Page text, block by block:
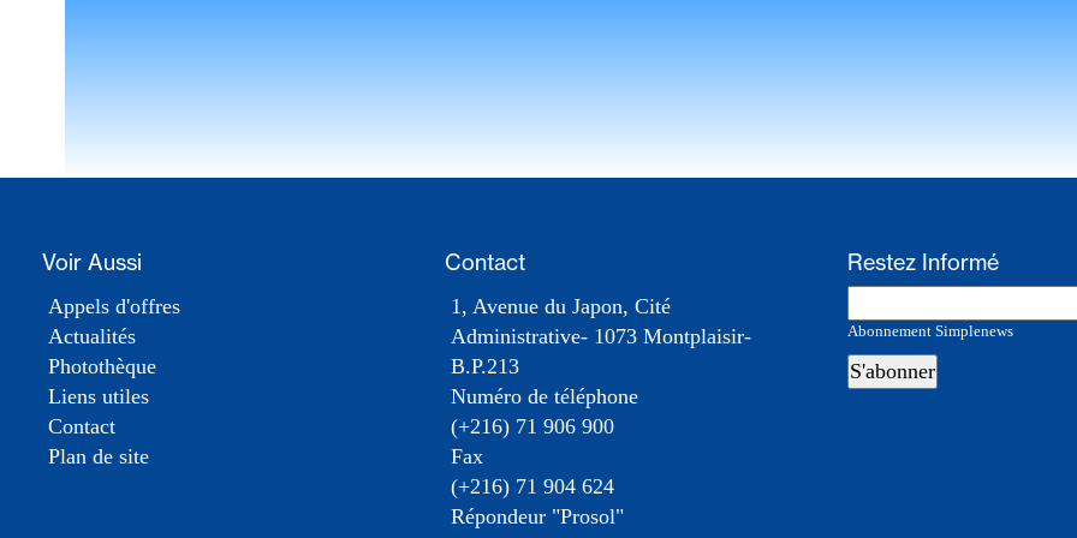
Voir Aussi
Appels d'offres
Actualités
Photothèque
Liens utiles
Contact
Plan de site
Contact
1, Avenue du Japon, Cité
Administrative- 1073 Montplaisir-
B.P.213
Numéro de téléphone
(+216) 71 906 900
Fax
(+216) 71 904 624
Répondeur "Prosol"
Restez Informé
Abonnement Simplenews